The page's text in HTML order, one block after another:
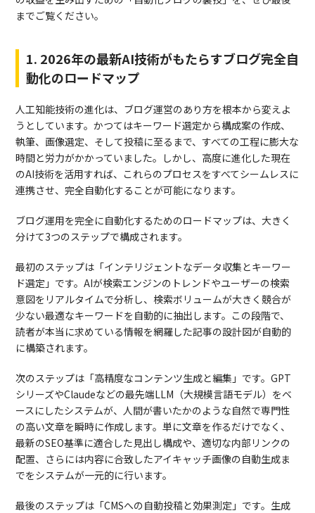
までご覧ください。
1. 2026年の最新AI技術がもたらすブログ完全自
動化のロードマップ
人工知能技術の進化は、ブログ運営のあり方を根本から変えよ
うとしています。かつてはキーワード選定から構成案の作成、
執筆、画像選定、そして投稿に至るまで、すべての工程に膨大な
時間と労力がかかっていました。しかし、高度に進化した現在
のAI技術を活用すれば、これらのプロセスをすべてシームレスに
連携させ、完全自動化することが可能になります。
ブログ運用を完全に自動化するためのロードマップは、大きく
分けて3つのステップで構成されます。
最初のステップは「インテリジェントなデータ収集とキーワー
ド選定」です。AIが検索エンジンのトレンドやユーザーの検索
意図をリアルタイムで分析し、検索ボリュームが大きく競合が
少ない最適なキーワードを自動的に抽出します。この段階で、
読者が本当に求めている情報を網羅した記事の設計図が自動的
に構築されます。
次のステップは「高精度なコンテンツ生成と編集」です。GPT
シリーズやClaudeなどの最先端LLM（大規模言語モデル）をベ
ースにしたシステムが、人間が書いたかのような自然で専門性
の高い文章を瞬時に作成します。単に文章を作るだけでなく、
最新のSEO基準に適合した見出し構成や、適切な内部リンクの
配置、さらには内容に合致したアイキャッチ画像の自動生成ま
でをシステムが一元的に行います。
最後のステップは「CMSへの自動投稿と効果測定」です。生成